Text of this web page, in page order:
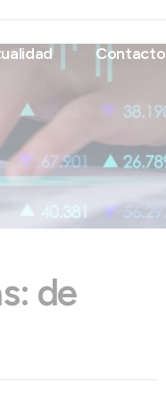
Contacto
de